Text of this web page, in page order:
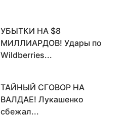
УБЫТКИ НА $8
МИЛЛИАРДОВ! Удары по
Wildberries...
ТАЙНЫЙ СГОВОР НА
ВАЛДАЕ! Лукашенко
сбежал...